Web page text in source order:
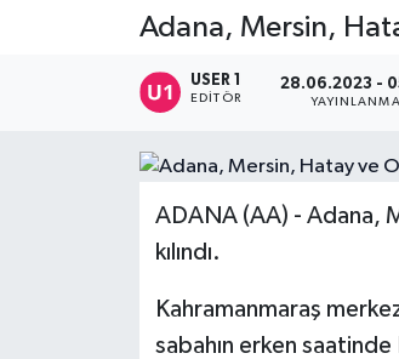
Adana, Mersin,
USER 1
EDITÖR
28.06.2023 -
YAYINLANMA
ADANA (AA) - Adana,
kılındı.
Kahramanmaraş
sabahın erken saatinde
RESMİ İLANLAR
Son Dakika Haberleri
Haber Arşivi